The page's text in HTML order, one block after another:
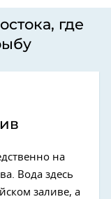
где
на
Вода здесь
заливе, а